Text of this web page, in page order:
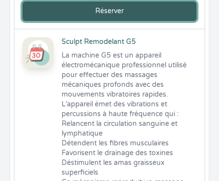
Réserver
Sculpt Remodelant G5
La machine G5 est un appareil
électromécanique professionnel utilisé
pour effectuer des massages
mécaniques profonds avec des
mouvements vibratoires rapides.
L’appareil émet des vibrations et
percussions à haute fréquence qui :
Relancent la circulation sanguine et
lymphatique
Détendent les fibres musculaires
Favorisent le drainage des toxines
Déstimulent les amas graisseux
superficiels